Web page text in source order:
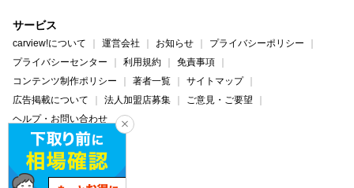
サービス
carview!について 運営会社 お知らせ
プライバシーポリシー
プライバシーセンター
利用規約
免責事項
コンテンツ制作ポリシー
著者一覧
サイトマップ
広告掲載について
法人加盟店募集
ご意見・ご要望
ヘルプ・お問い合わせ
carview! Yahoo! JAPAN